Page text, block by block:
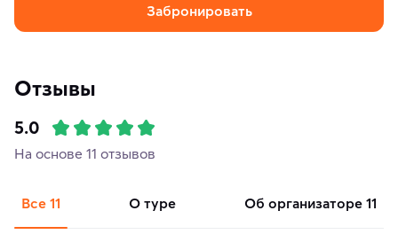
Забронировать
Отзывы
5.0
На основе 11 отзывов
Все 11 о туре об организаторе 11